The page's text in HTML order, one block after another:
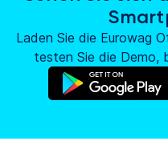
Laden Sie die Eurowag
testen Sie die Demo,